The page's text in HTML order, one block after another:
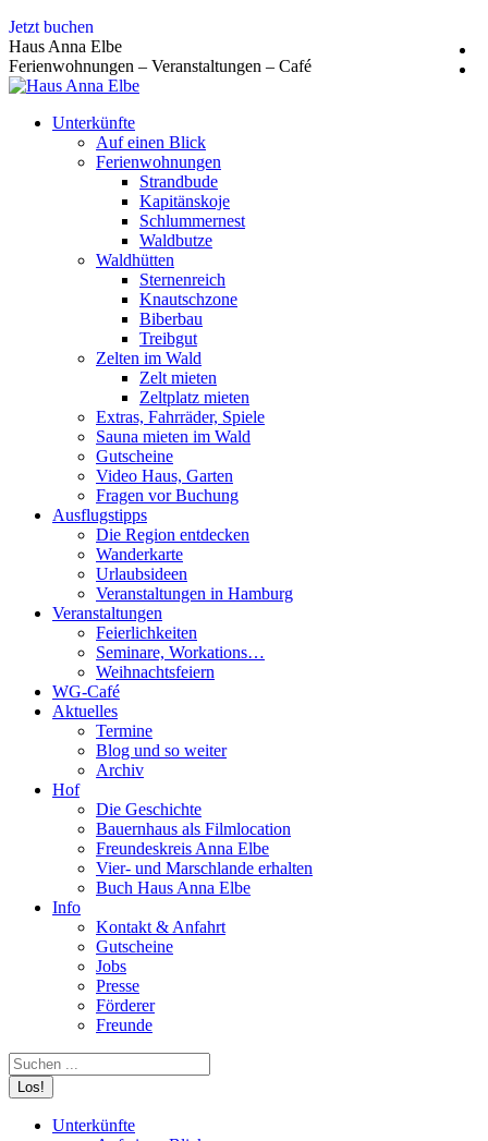
Zum
Inhalt
springen
Jetzt buchen
Haus Anna Elbe
Ferienwohnungen – Veranstaltungen – Café
Unterkünfte
Auf einen Blick
Ferienwohnungen
Strandbude
Kapitänskoje
Schlummernest
Waldbutze
Waldhütten
Sternenreich
Knautschzone
Biberbau
Treibgut
Zelten im Wald
Zelt mieten
Zeltplatz mieten
Extras, Fahrräder, Spiele
Sauna mieten im Wald
Gutscheine
Video Haus, Garten
Fragen vor Buchung
Ausflugstipps
Die Region entdecken
Wanderkarte
Urlaubsideen
Veranstaltungen in Hamburg
Veranstaltungen
Feierlichkeiten
Seminare, Workations…
Weihnachtsfeiern
WG-Café
Aktuelles
Termine
Blog und so weiter
Archiv
Hof
Die Geschichte
Bauernhaus als Filmlocation
Freundeskreis Anna Elbe
Vier- und Marschlande erhalten
Buch Haus Anna Elbe
Info
Kontakt & Anfahrt
Gutscheine
Jobs
Presse
Förderer
Freunde
Search:
Unterkünfte